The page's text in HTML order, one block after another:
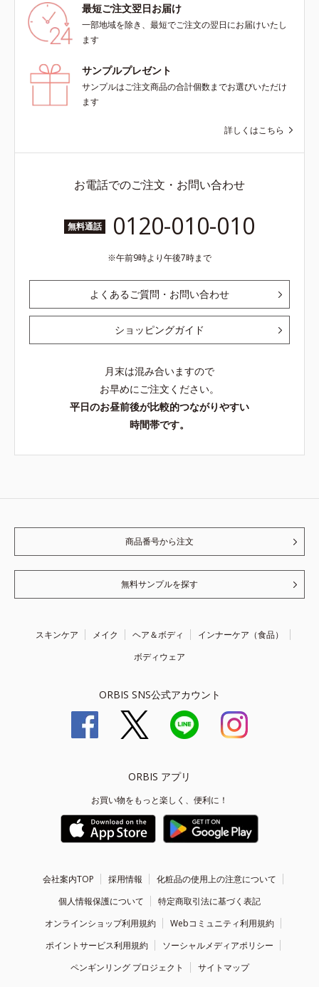
最短ご注文翌日お届け
一部地域を除き、最短でご注文の翌日にお届けいたし
ます
サンプルプレゼント
サンプルはご注文商品の合計個数までお選びいただけ
ます
詳しくはこちら
お電話でのご注文・お問い合わせ
無料通話 0120-010-010
午前9時より午後7時まで
よくあるご質問・お問い合わせ
ショッピングガイド
月末は混み合いますので
お早めにご注文ください。
平日のお昼前後が比較的つながりやすい
時間帯です。
商品番号から注文
無料サンプルを探す
スキンケア メイク ヘア＆ボディ
インナーケア（食品）
ボディウェア
ORBIS SNS公式アカウント
ORBIS アプリ
お買い物をもっと楽しく、便利に！
会社案内TOP 採用情報
化粧品の使用上の注意について
個人情報保護について
特定商取引法に基づく表記
オンラインショップ利用規約
Webコミュニティ利用規約
ポイントサービス利用規約
ソーシャルメディアポリシー
ペンギンリング プロジェクト
サイトマップ